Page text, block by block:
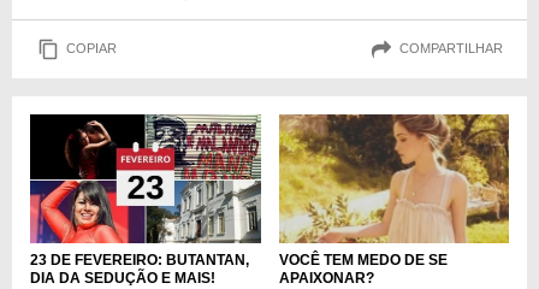
COPIAR COMPARTILHAR
23 DE FEVEREIRO: BUTANTAN,
DIA DA SEDUÇÃO E MAIS!
VOCÊ TEM MEDO DE SE
APAIXONAR?